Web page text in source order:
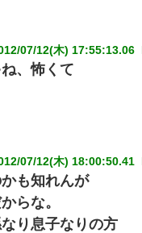
07/12(木) 17:55:13.06
、怖くて
07/12(木) 18:00:50.41
も知れんが
らな。
り息子なりの方